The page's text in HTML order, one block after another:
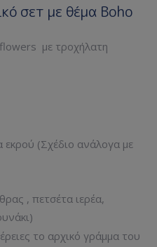
σετ με θέμα Boho
με τροχήλατη
(Σχέδιο ανάλογα με
, πετσέτα ιερέα,
το αρχικό γράμμα του